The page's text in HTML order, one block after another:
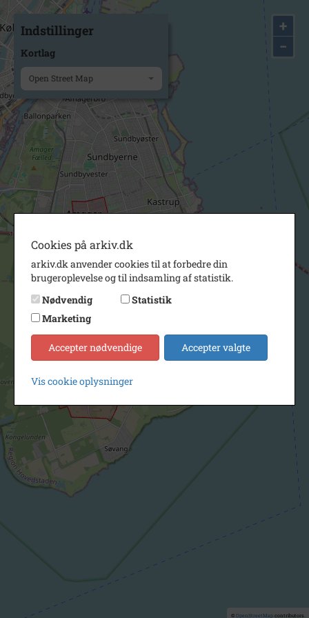
+
−
© OpenStreetMapcontributors.
Indstillinger
Kortlag
Open Street Map
Cookies på arkiv.dk
arkiv.dk anvender cookies til at forbedre din
brugeroplevelse og til indsamling af statistik.
Nødvendig
Statistik
Marketing
Accepter nødvendige Accepter valgte
Vis cookie oplysninger